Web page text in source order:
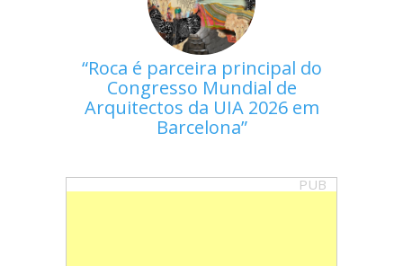
Roca é parceira principal do
Congresso Mundial de
Arquitectos da UIA 2026 em
Barcelona
PUB